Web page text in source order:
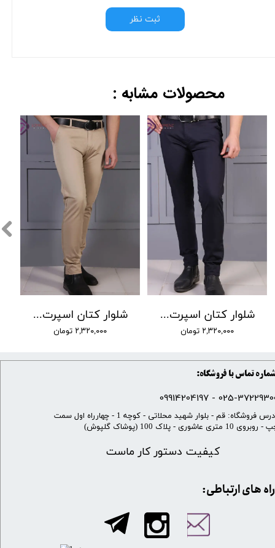
ثبت نظر
شلوار کتان اسپرت PAR کد 05
۲,۳۲۰,۰۰۰ تومان
شلوار کتان اسپرت PAR کد 06
۲,۳۲۰,۰۰۰ تومان
محصولات مشابه :
شماره تماس با فروشگاه:
025-37229300 -
کیفیت دستور کار ماست
​آدرس فروشگاه: قم - بلوار شهید محلاتی - کوچه 1 - چهارراه اول سمت
10 متری عاشوری - پلاک 100 (پوشاک گلپوش)
​​راه های ارتباطی: